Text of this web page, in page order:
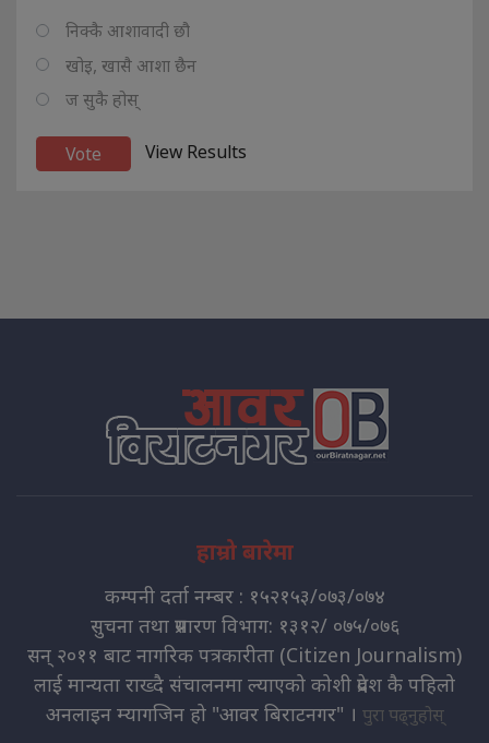
निक्कै आशावादी छौ
खोइ, खासै आशा छैन
ज सुकै होस्
View Results
हाम्रो बारेमा
कम्पनी दर्ता नम्बर : १५२१५३/०७३/०७४
सुचना तथा प्रसारण विभाग: १३१२/ ०७५/०७६
सन् २०११ बाट नागरिक पत्रकारीता (Citizen Journalism)
लाई मान्यता राख्दै संचालनमा ल्याएको कोशी प्रदेश कै पहिलो
अनलाइन म्यागजिन हो "आवर बिराटनगर" । पुरा पढ्नुहोस्